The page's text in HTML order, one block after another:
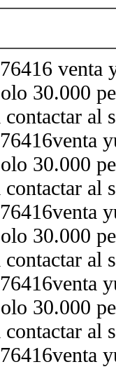
venta
30.000
al
30.000
al
30.000
al
30.000
al